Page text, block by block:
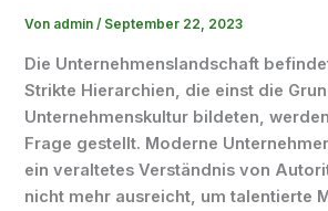
Von admin/ September 22, 2023
Die Unternehmenslandschaft
Strikte Hierarchien, die einst die
Unternehmenskultur bildeten,
Frage gestellt. Moderne
ein veraltetes Verständnis von
nicht mehr ausreicht, um talentierte